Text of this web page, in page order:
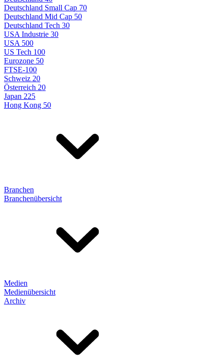
Deutschland Small Cap 70
Deutschland Mid Cap 50
Deutschland Tech 30
USA Industrie 30
USA 500
US Tech 100
Eurozone 50
FTSE-100
Schweiz 20
Österreich 20
Japan 225
Hong Kong 50
Branchen
Branchenübersicht
Medien
Medienübersicht
Archiv